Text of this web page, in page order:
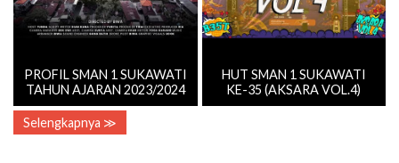
PROFIL SMAN 1 SUKAWATI
TAHUN AJARAN 2023/2024
HUT SMAN 1 SUKAWATI
KE-35 (AKSARA VOL.4)
Selengkapnya ≫